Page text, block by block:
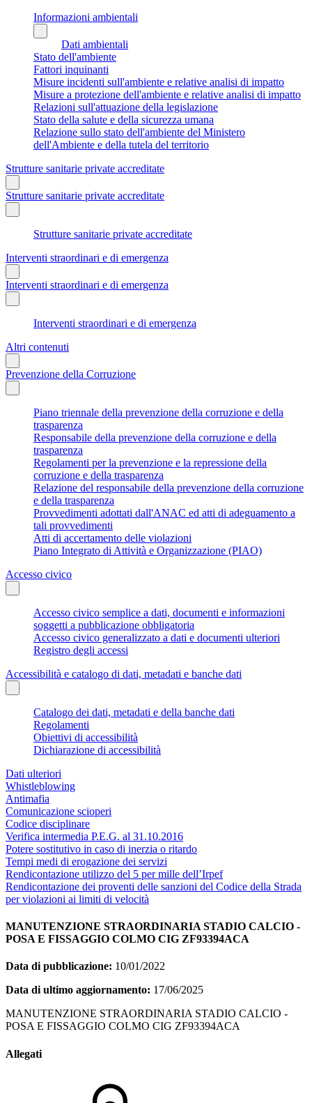
Informazioni ambientali
Dati ambientali
Stato dell'ambiente
Fattori inquinanti
Misure incidenti sull'ambiente e relative analisi di impatto
Misure a protezione dell'ambiente e relative analisi di impatto
Relazioni sull'attuazione della legislazione
Stato della salute e della sicurezza umana
Relazione sullo stato dell'ambiente del Ministero
dell'Ambiente e della tutela del territorio
Strutture sanitarie private accreditate
Strutture sanitarie private accreditate
Strutture sanitarie private accreditate
Interventi straordinari e di emergenza
Interventi straordinari e di emergenza
Interventi straordinari e di emergenza
Altri contenuti
Prevenzione della Corruzione
Piano triennale della prevenzione della corruzione e della
trasparenza
Responsabile della prevenzione della corruzione e della
trasparenza
Regolamenti per la prevenzione e la repressione della
corruzione e della trasparenza
Relazione del responsabile della prevenzione della corruzione
e della trasparenza
Provvedimenti adottati dall'ANAC ed atti di adeguamento a
tali provvedimenti
Atti di accertamento delle violazioni
Piano Integrato di Attività e Organizzazione (PIAO)
Accesso civico
Accesso civico semplice a dati, documenti e informazioni
soggetti a pubblicazione obbligatoria
Accesso civico generalizzato a dati e documenti ulteriori
Registro degli accessi
Accessibilità e catalogo di dati, metadati e banche dati
Catalogo dei dati, metadati e della banche dati
Regolamenti
Obiettivi di accessibilità
Dichiarazione di accessibilità
Dati ulteriori
Whistleblowing
Antimafia
Comunicazione scioperi
Codice disciplinare
Verifica intermedia P.E.G. al 31.10.2016
Potere sostitutivo in caso di inerzia o ritardo
Tempi medi di erogazione dei servizi
Rendicontazione utilizzo del 5 per mille dell’Irpef
Rendicontazione dei proventi delle sanzioni del Codice della Strada
per violazioni ai limiti di velocità
MANUTENZIONE STRAORDINARIA STADIO CALCIO -
POSA E FISSAGGIO COLMO CIG ZF93394ACA
Data di pubblicazione: 10/01/2022
Data di ultimo aggiornamento: 17/06/2025
MANUTENZIONE STRAORDINARIA STADIO CALCIO -
POSA E FISSAGGIO COLMO CIG ZF93394ACA
Allegati